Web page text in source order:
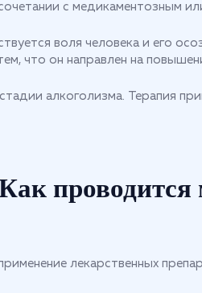
с медикаментозным
воля человека и его
что он направлен на
алкоголизма. Терапия
проводится
лекарственных